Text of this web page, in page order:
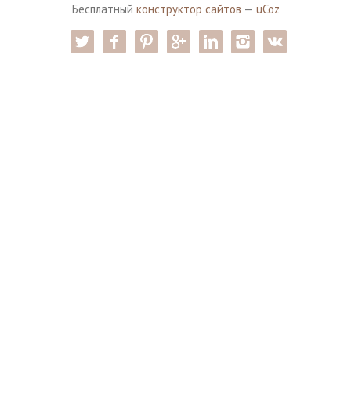
Бесплатный конструктор сайтов — uCoz
twitter
facebookpinterestgoogle-pllinkedin instagram